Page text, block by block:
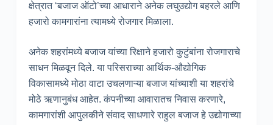
क्षेत्रात ‘बजाज ऑटो’च्या आधाराने अनेक लघुउद्योग बहरले आणि
हजारो कामगारांना त्यामध्ये रोजगार मिळाला.
अनेक शहरांमध्ये बजाज यांच्या रिक्षाने हजारो कुटुंबांना रोजगाराचे
साधन मिळवून दिले. या परिसराच्या आर्थिक-औद्योगिक
विकासामध्ये मोठा वाटा उचलणाऱ्या बजाज यांच्याशी या शहरांचे
मोठे ऋणानुबंध आहेत. कंपनीच्या आवारातच निवास करणारे,
कामगारांशी आपुलकीने संवाद साधणारे राहुल बजाज हे उद्योगाच्या